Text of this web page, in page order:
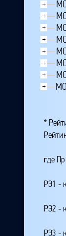
+
+
+
+
+
+
+
+
*
где
РЭ1 -
РЭ2 -
РЭ3 -